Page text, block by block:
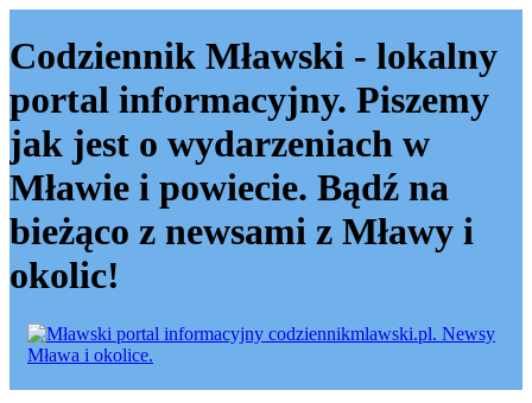
Codziennik Mławski - lokalny
portal informacyjny. Piszemy
jak jest o wydarzeniach w
Mławie i powiecie. Bądź na
bieżąco z newsami z Mławy i
okolic!